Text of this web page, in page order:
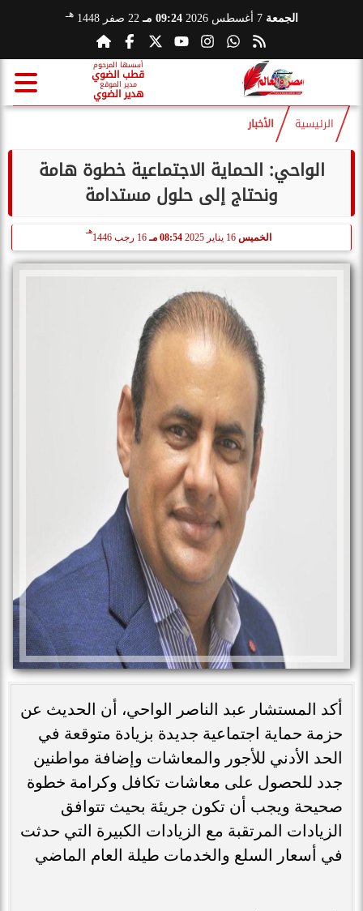
الجمعة 7 أغسطس 2026 09:24 مـ 22 صفر 1448 هـ
أسسها المرحوم
قطب الضوي
مدير الموقع
هدير الضوي
الرئيسية الأخبار
الواحي: الحماية الاجتماعية خطوة هامة
ونحتاج إلى حلول مستدامة
الخميس 16 يناير 2025 08:54 مـ 16 رجب 1446
هـ
أكد المستشار عبد الناصر الواحي، أن الحديث عن
حزمة حماية اجتماعية جديدة بزيادة متوقعة في
الحد الأدني للأجور والمعاشات وإضافة مواطنين
جدد للحصول على معاشات تكافل وكرامة خطوة
صحيحة ويجب أن تكون جريئة بحيث تتوافق
الزيادات المرتقبة مع الزيادات الكبيرة التي حدثت
في أسعار السلع والخدمات طيلة العام الماضي